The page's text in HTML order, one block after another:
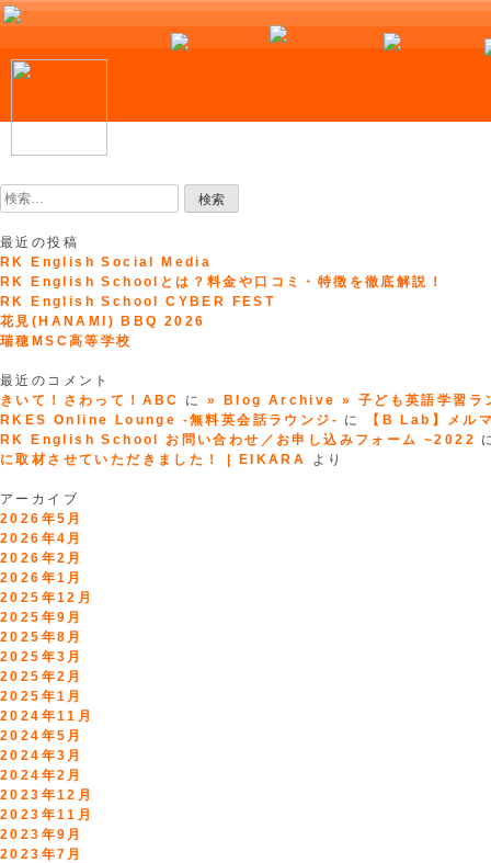
to
content
検
索:
最近の投稿
RK English Social Media
RK English Schoolとは？料金や口コミ・特徴を徹底解説！
RK English School CYBER FEST
花見(HANAMI) BBQ 2026
瑞穂MSC高等学校
最近のコメント
きいて！さわって！ABC
に» Blog Archive » 子ども英語学習ラ
RKES Online Lounge -無料英会話ラウンジ- に
【B Lab】メ
RK English School お問い合わせ／お申し込みフォーム ~2022
に取材させていただきました！ | EIKARA
より
アーカイブ
2026年5月
2026年4月
2026年2月
2026年1月
2025年12月
2025年9月
2025年8月
2025年3月
2025年2月
2025年1月
2024年11月
2024年5月
2024年3月
2024年2月
2023年12月
2023年11月
2023年9月
2023年7月